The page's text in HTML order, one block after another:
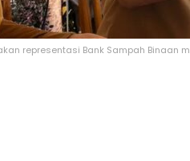
representasi Bank Sampah Binaan